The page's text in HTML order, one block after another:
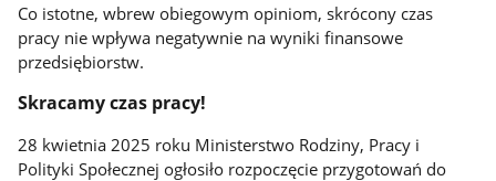
Co istotne, wbrew obiegowym opiniom, skrócony czas
pracy nie wpływa negatywnie na wyniki finansowe
przedsiębiorstw.
Skracamy czas pracy!
28 kwietnia 2025 roku Ministerstwo Rodziny, Pracy i
Polityki Społecznej ogłosiło rozpoczęcie przygotowań do